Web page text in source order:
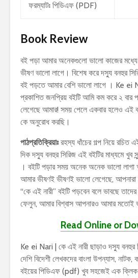
ফরম্যাটঃ পিডিএফ (PDF)
Book Review
বই পড়া আমার অনেকগুলো ভালো কাজের
ভীষণ ভালো লাগে। বিশেষ করে দস্যু বনহুর
বই পড়তে আমার বেশি ভালো লাগে । Ke ei
প্রকাশিত জনপ্রিয় বইটি আমি কম করে ২ বার
লেগেছে আমার! সময় পেলে একবার হলেও এই
কে অনুরোধ করছি।
পাঠপ্রতিক্রিয়াঃরহস্য ধাঁচের গল্প নিয়ে রচিত
দিক দস্যু বনহুর সিরিজ এই বইটির মাধ্যমে খুব
। বইটি পড়ার সময় অনেক অনেক ভালো
আমার ভীষণই ভীষণই ভালো লেগেছে, আপনারা
“কে এই নারী” বইটি পড়বেন বলে ভাবছে
ফেলুন, আমার বিশ্বাস আপনারও আমার মতোই
Read Online or
Ke ei Nari | কে এই নারী ছাড়াও দস্যু
দেশি বিদেশী লেখকদের বাংলা উপন্যাস,
বইয়ের পিডিএফ (pdf) খুব সহজেই এক